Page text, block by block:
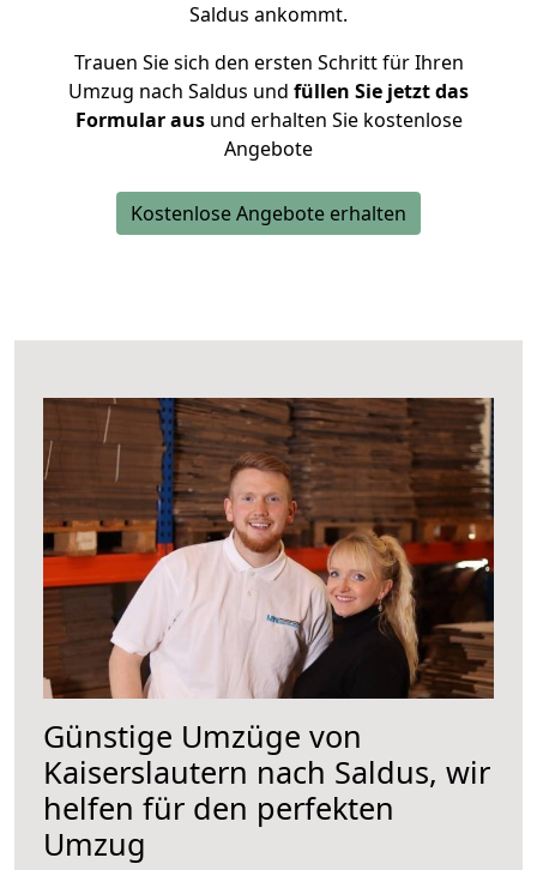
Saldus ankommt.
Trauen Sie sich den ersten Schritt für Ihren
Umzug nach Saldus und füllen Sie jetzt das
Formular ausund erhalten Sie kostenlose
Angebote
Kostenlose Angebote erhalten
Günstige Umzüge von
Kaiserslautern nach Saldus, wir
helfen für den perfekten
Umzug